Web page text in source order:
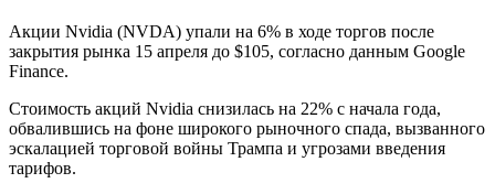
Акции Nvidia (NVDA) упали на 6% в ходе торгов после
закрытия рынка 15 апреля до $105, согласно данным Google
Finance.
Стоимость акций Nvidia снизилась на 22% с начала года,
обвалившись на фоне широкого рыночного спада, вызванного
эскалацией торговой войны Трампа и угрозами введения
тарифов.